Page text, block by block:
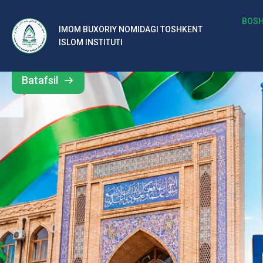
IMOM BUXORIY NOMIDAGI TOSHKENT
ISLOM INSTITUTI
b
al
ar
o‘
rt
a
si
d
Barcha
yangiliklar
Batafsil